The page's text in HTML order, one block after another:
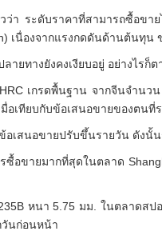
ว่า ระดับราคาที่สามารถซื้อ
เนื่องจากแรงกดดันด้านต้นทุ
ายทางยังคงเงียบอยู่ อย่างไร
เกรดพื้นฐาน จากจีนจำน
อเทียบกับข้อเสนอขายของตนที่
อเสนอขายปรับขึ้นรายวัน ดัง
อขายมากที่สุดในตลาด
หนา 5.75 มม. ในตลาด
นก่อนหน้า